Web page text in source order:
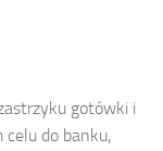
gotówki i
celu do banku,